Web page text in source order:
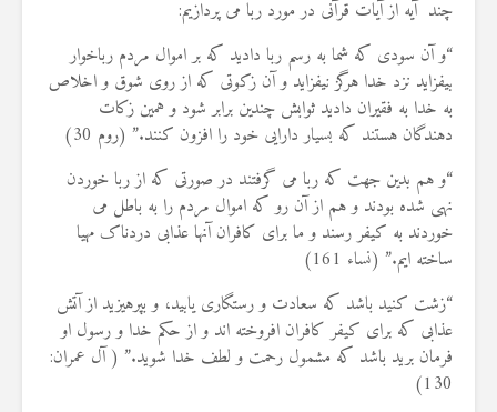
چند آیه از آیات قرآنی در مورد ربا می پردازیم:
“و آن سودی که شما به رسم ربا دادید که بر اموال مردم رباخوار
بیفزاید نزد خدا هرگز نیفزاید و آن زکوتی که از روی شوق و اخلاص
به خدا به فقیران دادید ثوابش چندین برابر شود و همین زکات
دهندگان هستند که بسیار دارایی خود را افزون کنند.” (روم 30)
“و هم بدین جهت که ربا می گرفتند در صورتی که از ربا خوردن
نهی شده بودند و هم از آن رو که اموال مردم را به باطل می
خوردند به کیفر رسند و ما برای کافران آنها عذابی دردناک مهیا
ساخته ایم.” (نساء 161)
“زشت کنید باشد که سعادت و رستگاری یابید، و بپرهیزید از آتش
عذابی که برای کیفر کافران افروخته اند و از حکم خدا و رسول او
فرمان برید باشد که مشمول رحمت و لطف خدا شوید.” ( آل عمران:
130)